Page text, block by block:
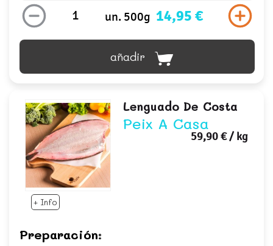
un. 500g 14,95 €
añadir
+ Info
Lenguado De Costa
Peix A Casa
59,90 €/ kg
Preparación: